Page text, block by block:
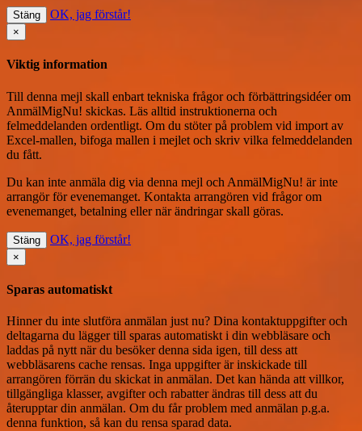
Stäng OK, jag förstår!
×
Viktig information
Till denna mejl skall enbart tekniska frågor och förbättringsidéer om
AnmälMigNu! skickas. Läs alltid instruktionerna och
felmeddelanden ordentligt. Om du stöter på problem vid import av
Excel-mallen, bifoga mallen i mejlet och skriv vilka felmeddelanden
du fått.
Du kan inte anmäla dig via denna mejl och AnmälMigNu! är inte
arrangör för evenemanget. Kontakta arrangören vid frågor om
evenemanget, betalning eller när ändringar skall göras.
Stäng OK, jag förstår!
×
Sparas automatiskt
Hinner du inte slutföra anmälan just nu? Dina kontaktuppgifter och
deltagarna du lägger till sparas automatiskt i din webbläsare och
laddas på nytt när du besöker denna sida igen, till dess att
webbläsarens cache rensas. Inga uppgifter är inskickade till
arrangören förrän du skickat in anmälan. Det kan hända att villkor,
tillgängliga klasser, avgifter och rabatter ändras till dess att du
återupptar din anmälan. Om du får problem med anmälan p.g.a.
denna funktion, så kan du rensa sparad data.